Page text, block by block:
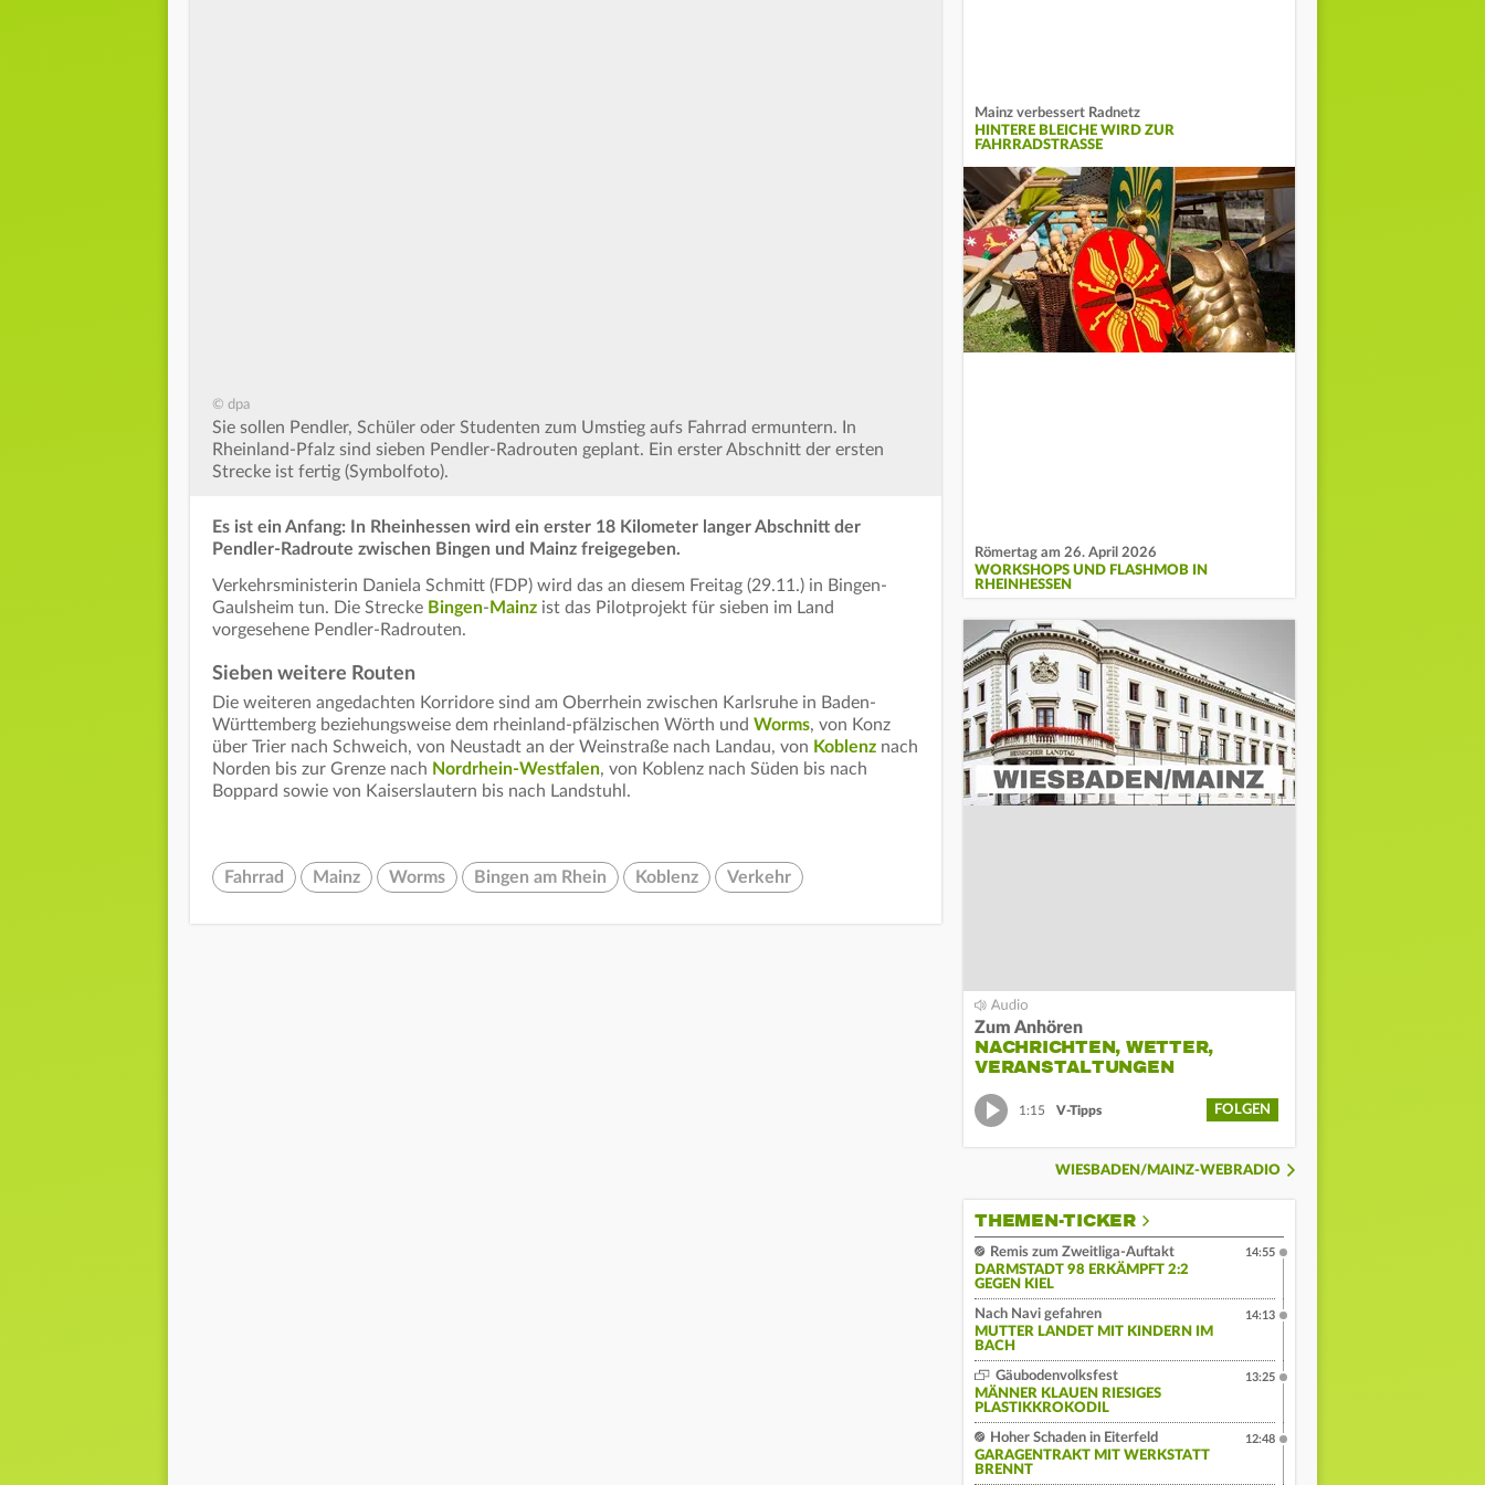
© dpa
Sie sollen Pendler, Schüler oder Studenten zum Umstieg aufs Fahrrad ermuntern. In
Rheinland-Pfalz sind sieben Pendler-Radrouten geplant. Ein erster Abschnitt der ersten
Strecke ist fertig (Symbolfoto).
Es ist ein Anfang: In Rheinhessen wird ein erster 18 Kilometer langer Abschnitt der
Pendler-Radroute zwischen Bingen und Mainz freigegeben.
Verkehrsministerin Daniela Schmitt (FDP) wird das an diesem Freitag (29.11.) in Bingen-
Gaulsheim tun. Die Strecke Bingen- Mainz ist das Pilotprojekt für sieben im Land
vorgesehene Pendler-Radrouten.
Sieben weitere Routen
Die weiteren angedachten Korridore sind am Oberrhein zwischen Karlsruhe in Baden-
Württemberg beziehungsweise dem rheinland-pfälzischen Wörth und Worms, von Konz
über Trier nach Schweich, von Neustadt an der Weinstraße nach Landau, von Koblenz nach
Norden bis zur Grenze nach Nordrhein-Westfalen, von Koblenz nach Süden bis nach
Boppard sowie von Kaiserslautern bis nach Landstuhl.
Fahrrad Mainz Worms Bingen am Rhein Koblenz Verkehr
Mainz verbessert Radnetz
HINTERE BLEICHE WIRD ZUR
FAHRRADSTRASSE
Römertag am 26. April 2026
WORKSHOPS UND FLASHMOB IN
RHEINHESSEN
Zum Anhören
NACHRICHTEN, WETTER,
VERANSTALTUNGEN
1:15 V-Tipps FOLGEN
WIESBADEN/MAINZ-WEBRADIO
THEMEN-TICKER
Remis zum Zweitliga-Auftakt
DARMSTADT 98 ERKÄMPFT 2:2
GEGEN KIEL
14:55
Nach Navi gefahren
MUTTER LANDET MIT KINDERN IM
BACH
14:13
Gäubodenvolksfest
MÄNNER KLAUEN RIESIGES
PLASTIKKROKODIL
13:25
Hoher Schaden in Eiterfeld
GARAGENTRAKT MIT WERKSTATT
BRENNT
12:48